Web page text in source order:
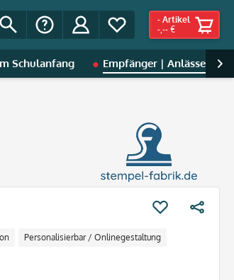
- Artikel
-,-- €
Schulanfang Empfänger | Anlässe 
Personalisierbar / Onlinegestaltung